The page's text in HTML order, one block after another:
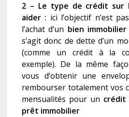
2 – Le type de crédit sur
aider : ici l’objectif n’est
l’achat d’un bien immobilier
s’agit donc de dette d’un
(comme un crédit à la
exemple). De la même
vous d’obtenir une
rembourser totalement vos
mensualités pour un crédit
prêt immobilier